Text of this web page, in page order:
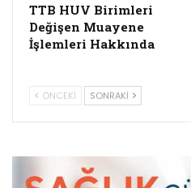
TTB HUV Birimleri
Değişen Muayene
İşlemleri Hakkında
ÖNCEKI SONRAKI